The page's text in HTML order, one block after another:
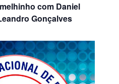
com Daniel
Gonçalves